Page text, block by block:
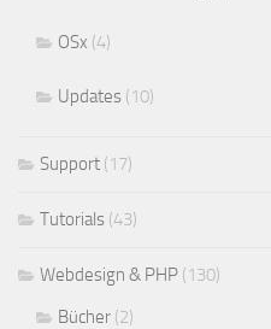
OSx (4)
Updates (10)
Support (17)
Tutorials (43)
Webdesign & PHP (130)
Bücher (2)